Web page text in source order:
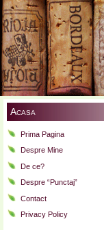
Acasa
Prima Pagina
Despre Mine
De ce?
Despre “Punctaj”
Contact
Privacy Policy